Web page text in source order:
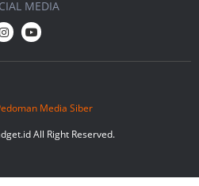
Media Siber
All Right Reserved.
MEDIA